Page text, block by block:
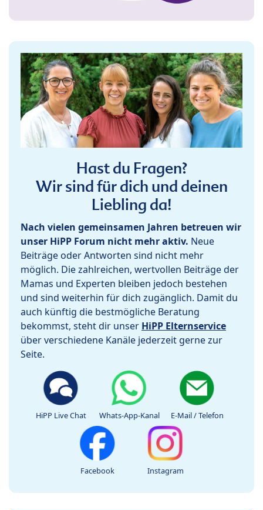
Hast du Fragen?
Wir sind für dich und deinen
Liebling da!
Nach vielen gemeinsamen Jahren betreuen wir
unser HiPP Forum nicht mehr aktiv. Neue
Beiträge oder Antworten sind nicht mehr
möglich. Die zahlreichen, wertvollen Beiträge der
Mamas und Experten bleiben jedoch bestehen
und sind weiterhin für dich zugänglich. Damit du
auch künftig die bestmögliche Beratung
bekommst, steht dir unser HiPP Elternservice
über verschiedene Kanäle jederzeit gerne zur
Seite.
HiPP Live Chat Whats-App-Kanal E-Mail / Telefon
Facebook Instagram